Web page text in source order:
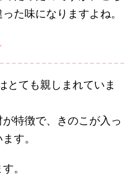
た味になりますよね。
とても親しまれていま
特徴で、きのこが入っ
す。
。